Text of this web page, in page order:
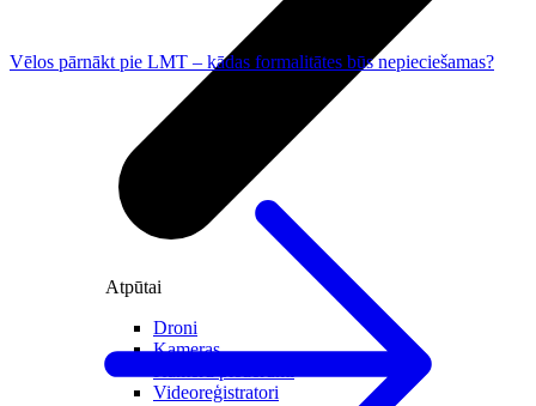
Atpūtai
Droni
Kameras
Videoreģistratori
Vēlos pārnākt pie LMT – kādas formalitātes būs nepieciešamas?